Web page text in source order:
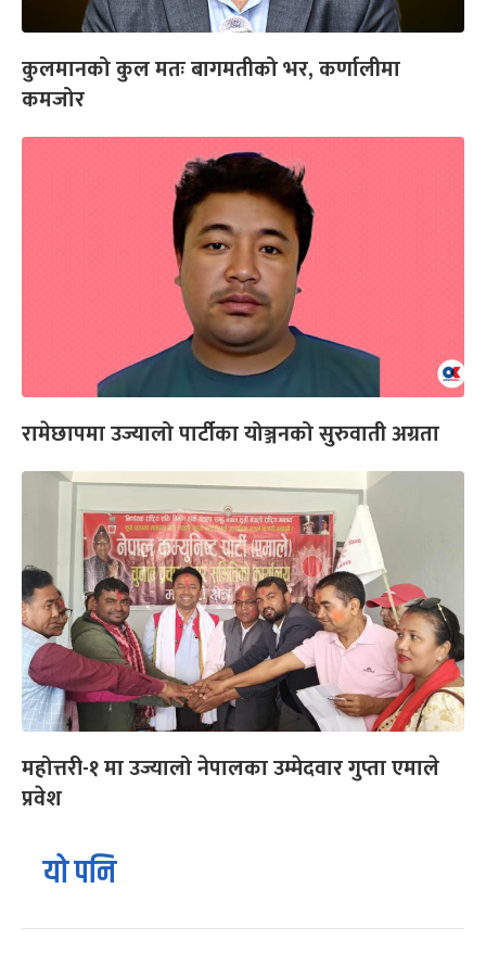
कुलमानको कुल मतः बागमतीको भर, कर्णालीमा
कमजोर
रामेछापमा उज्यालो पार्टीका योञ्जनको सुरुवाती अग्रता
महोत्तरी-१ मा उज्यालो नेपालका उम्मेदवार गुप्ता एमाले
प्रवेश
यो पनि